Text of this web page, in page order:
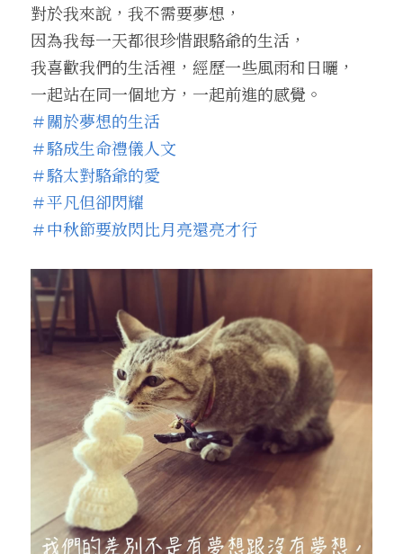
對於我來說，我不需要夢想，
因為我每一天都很珍惜跟駱爺的生活，
我喜歡我們的生活裡，經歷一些風雨和日曬，
一起站在同一個地方，一起前進的感覺。
＃關於夢想的生活
＃駱成生命禮儀人文
＃駱太對駱爺的愛
＃平凡但卻閃耀
＃中秋節要放閃比月亮還亮才行